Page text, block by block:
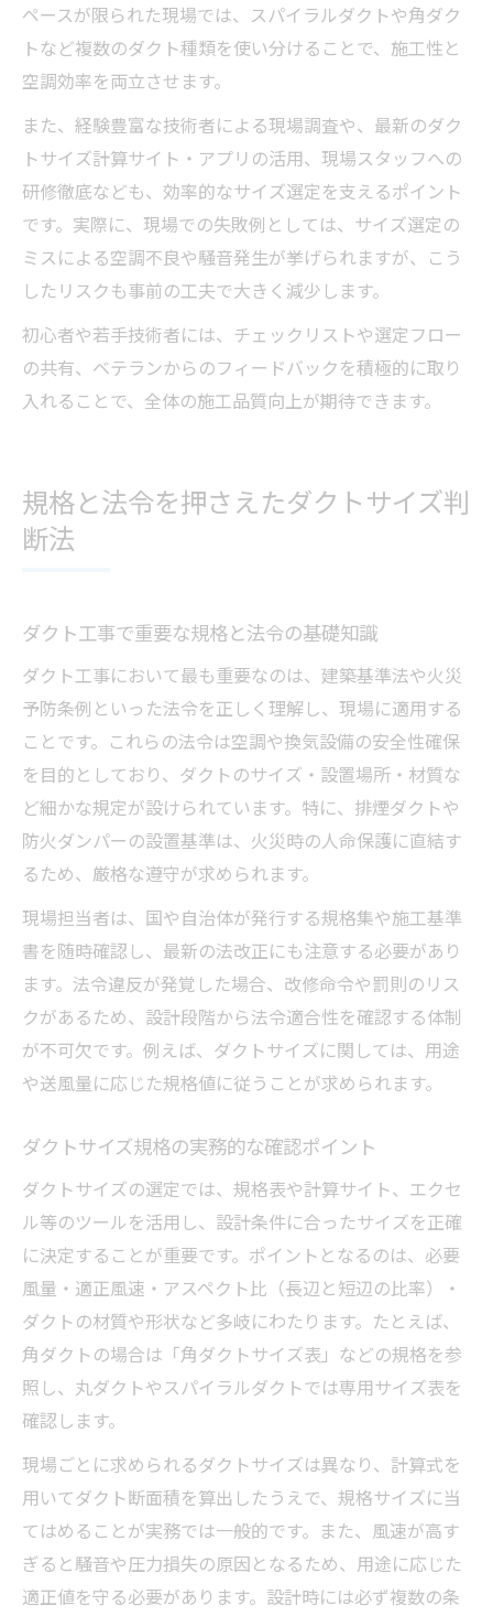
ペースが限られた現場では、スパイラルダクトや角ダク
トなど複数のダクト種類を使い分けることで、施工性と
空調効率を両立させます。
また、経験豊富な技術者による現場調査や、最新のダク
トサイズ計算サイト・アプリの活用、現場スタッフへの
研修徹底なども、効率的なサイズ選定を支えるポイント
です。実際に、現場での失敗例としては、サイズ選定の
ミスによる空調不良や騒音発生が挙げられますが、こう
したリスクも事前の工夫で大きく減少します。
初心者や若手技術者には、チェックリストや選定フロー
の共有、ベテランからのフィードバックを積極的に取り
入れることで、全体の施工品質向上が期待できます。
規格と法令を押さえたダクトサイズ判
断法
ダクト工事で重要な規格と法令の基礎知識
ダクト工事において最も重要なのは、建築基準法や火災
予防条例といった法令を正しく理解し、現場に適用する
ことです。これらの法令は空調や換気設備の安全性確保
を目的としており、ダクトのサイズ・設置場所・材質な
ど細かな規定が設けられています。特に、排煙ダクトや
防火ダンパーの設置基準は、火災時の人命保護に直結す
るため、厳格な遵守が求められます。
現場担当者は、国や自治体が発行する規格集や施工基準
書を随時確認し、最新の法改正にも注意する必要があり
ます。法令違反が発覚した場合、改修命令や罰則のリス
クがあるため、設計段階から法令適合性を確認する体制
が不可欠です。例えば、ダクトサイズに関しては、用途
や送風量に応じた規格値に従うことが求められます。
ダクトサイズ規格の実務的な確認ポイント
ダクトサイズの選定では、規格表や計算サイト、エクセ
ル等のツールを活用し、設計条件に合ったサイズを正確
に決定することが重要です。ポイントとなるのは、必要
風量・適正風速・アスペクト比（長辺と短辺の比率）・
ダクトの材質や形状など多岐にわたります。たとえば、
角ダクトの場合は「角ダクトサイズ表」などの規格を参
照し、丸ダクトやスパイラルダクトでは専用サイズ表を
確認します。
現場ごとに求められるダクトサイズは異なり、計算式を
用いてダクト断面積を算出したうえで、規格サイズに当
てはめることが実務では一般的です。また、風速が高す
ぎると騒音や圧力損失の原因となるため、用途に応じた
適正値を守る必要があります。設計時には必ず複数の条